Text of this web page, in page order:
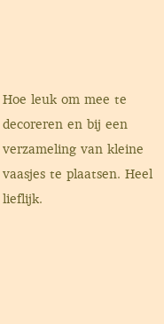
Hoe leuk om mee te
decoreren en bij een
verzameling van kleine
vaasjes te plaatsen. Heel
lieflijk.